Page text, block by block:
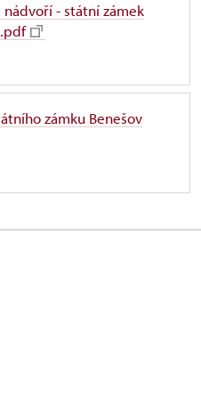
nádvoří - státní zámek
zámku Benešov